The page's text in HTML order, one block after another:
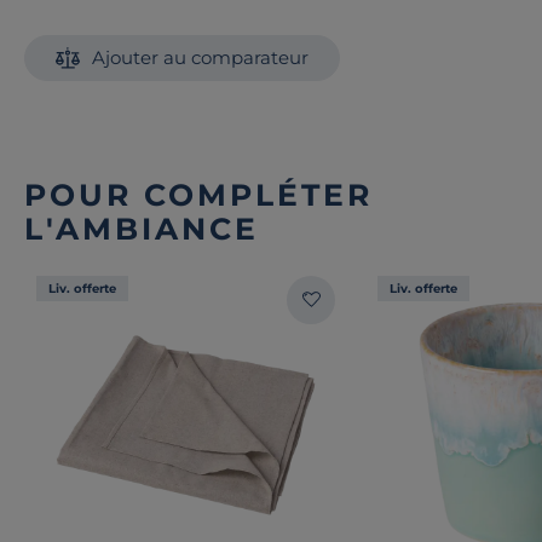
Découvrez toute notre sélection :
Ajouter au comparateur
POUR COMPLÉTER
L'AMBIANCE
Liv. offerte Liv. offerte